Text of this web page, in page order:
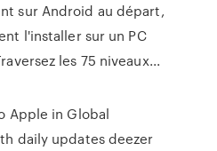
sur Android au départ,
l'installer sur un PC
les 75 niveaux...
Apple in Global
daily updatesdeezer